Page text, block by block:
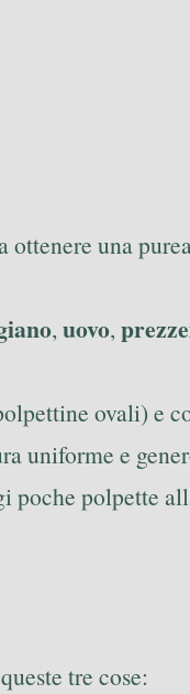
una
, uovo,
ovali) e
uniforme e
poche polpette
tre cose: